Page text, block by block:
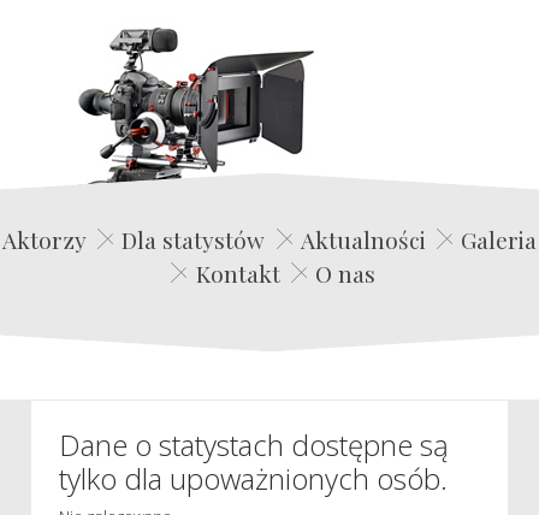
Edwin Film Agencja Aktorska
Aktorzy Dla statystów Aktualności
Galeria
Kontakt
O nas
Dane o statystach dostępne są
tylko dla upoważnionych osób.